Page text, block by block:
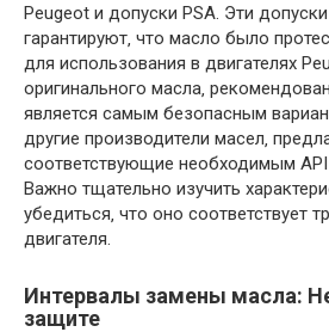
Peugeot и допуски PSA. Эти
гарантируют‚ что масло было
для использования в двигателях
оригинального масла‚
является самым безопасным
другие производители масел‚
соответствующие необходимым API
Важно тщательно изучить
убедиться‚ что оно соответствует
двигателя.
Интервалы замены масла:
защите